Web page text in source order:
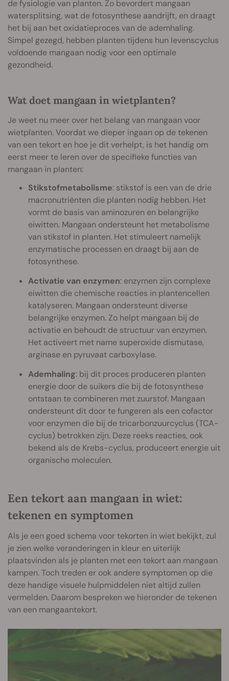
de fysiologie van planten. Zo bevordert mangaan
watersplitsing, wat de fotosynthese aandrijft, en draagt
het bij aan het oxidatieproces van de ademhaling.
Simpel gezegd, hebben planten tijdens hun levenscyclus
voldoende mangaan nodig voor een optimale
gezondheid.
Wat doet mangaan in wietplanten?
Je weet nu meer over het belang van mangaan voor
wietplanten. Voordat we dieper ingaan op de tekenen
van een tekort en hoe je dit verhelpt, is het handig om
eerst meer te leren over de specifieke functies van
mangaan in planten:
Stikstofmetabolisme: stikstof is een van de drie
macronutriënten die planten nodig hebben. Het
vormt de basis van aminozuren en belangrijke
eiwitten. Mangaan ondersteunt het metabolisme
van stikstof in planten. Het stimuleert namelijk
enzymatische processen en draagt bij aan de
fotosynthese.
Activatie van enzymen: enzymen zijn complexe
eiwitten die chemische reacties in plantencellen
katalyseren. Mangaan ondersteunt diverse
belangrijke enzymen. Zo helpt mangaan bij de
activatie en behoudt de structuur van enzymen.
Het activeert met name superoxide dismutase,
arginase en pyruvaat carboxylase.
Ademhaling: bij dit proces produceren planten
energie door de suikers die bij de fotosynthese
ontstaan te combineren met zuurstof. Mangaan
ondersteunt dit door te fungeren als een cofactor
voor enzymen die bij de tricarbonzuurcyclus (TCA-
cyclus) betrokken zijn. Deze reeks reacties, ook
bekend als de Krebs-cyclus, produceert energie uit
organische moleculen.
Een tekort aan mangaan in wiet:
tekenen en symptomen
Als je een goed schema voor tekorten in wiet bekijkt, zul
je zien welke veranderingen in kleur en uiterlijk
plaatsvinden als je planten met een tekort aan mangaan
kampen. Toch treden er ook andere symptomen op die
deze handige visuele hulpmiddelen niet altijd zullen
vermelden. Daarom bespreken we hieronder de tekenen
van een mangaantekort.